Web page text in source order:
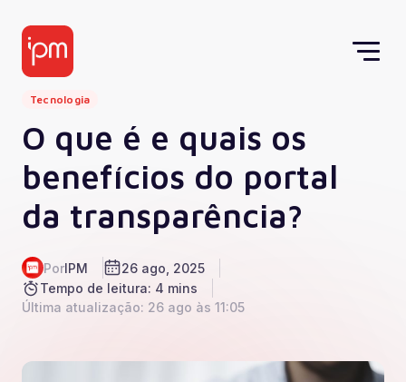
Tecnologia
O que é e quais os
benefícios do portal
da transparência?
PorIPM
26 ago, 2025
Tempo de leitura: 4 mins
Última atualização: 26 ago às 11:05